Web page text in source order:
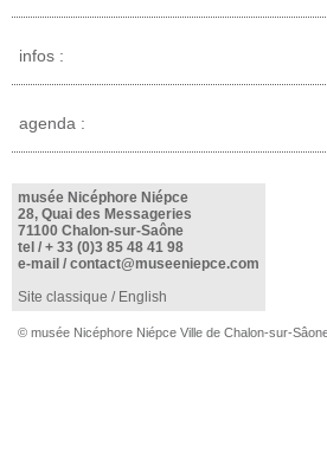
infos :
agenda :
musée Nicéphore Niépce
28, Quai des Messageries
71100 Chalon-sur-Saône
tel / + 33 (0)3 85 48 41 98
e-mail / contact@museeniepce.com
Site classique / English
© musée Nicéphore Niépce Ville de Chalon-sur-